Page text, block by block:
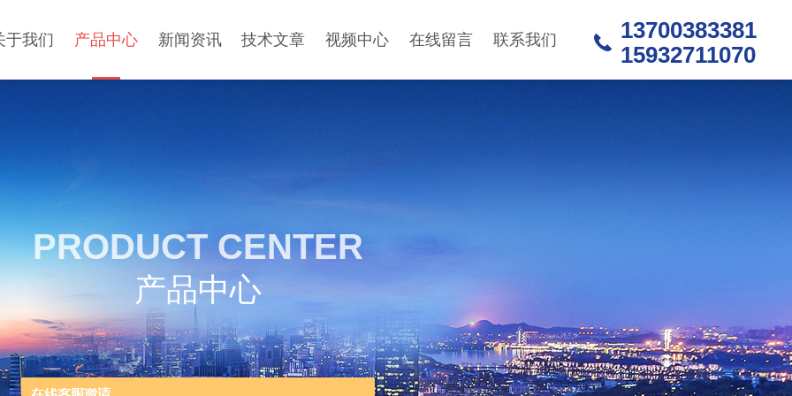
于我们 产品中心 新闻资讯 技术文章 视频中心 在线留言 联系我们
13700383381
15932711070
PRODUCT CENTER
产品中心